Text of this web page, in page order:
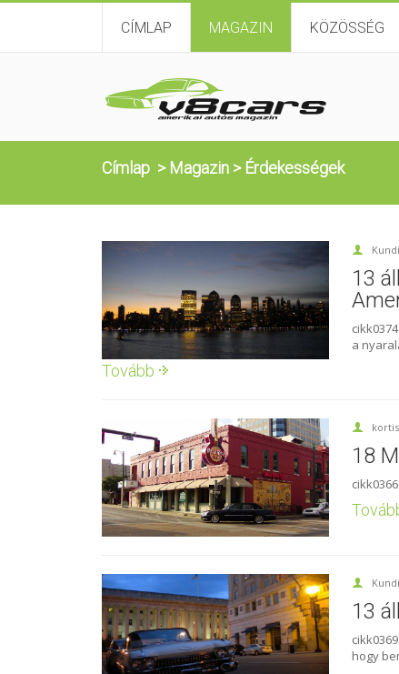
CÍMLAP MAGAZIN KÖZÖSSÉG
Címlap > Magazin > Érdekességek
Kundi
13
a
Tovább
18
Kundi
13
hogy